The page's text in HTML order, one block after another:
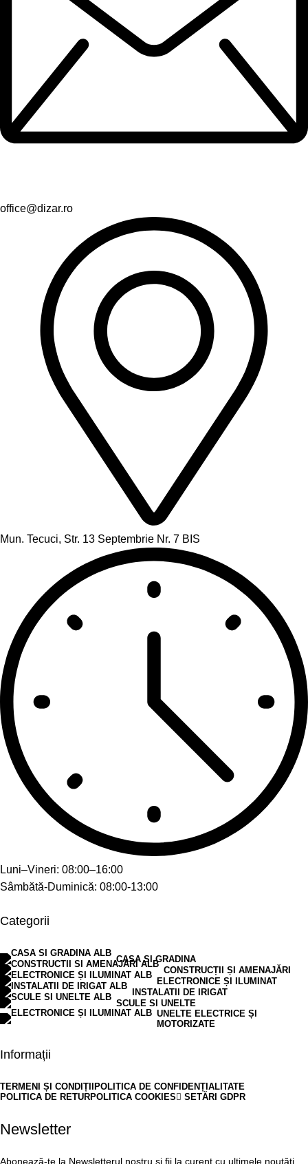
office@dizar.ro
Mun. Tecuci, Str. 13 Septembrie Nr. 7 BIS
Luni–Vineri: 08:00–16:00
Sâmbătă-Duminică: 08:00-13:00
Categorii
CASA SI GRADINA
CONSTRUCȚII ȘI AMENAJĂRI
ELECTRONICE ȘI ILUMINAT
INSTALATII DE IRIGAT
SCULE SI UNELTE
UNELTE ELECTRICE ȘI
MOTORIZATE
Informații
TERMENI ȘI CONDIȚII
POLITICA DE CONFIDENȚIALITATE
POLITICA DE RETURPOLITICA COOKIES SETĂRI GDPR
Newsletter
Abonează-te la Newsletterul nostru și fii la curent cu ultimele noutăți.